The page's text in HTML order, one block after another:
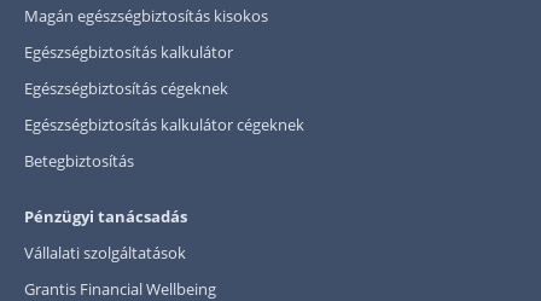
Magán egészségbiztosítás kisokos
Egészségbiztosítás kalkulátor
Egészségbiztosítás cégeknek
Egészségbiztosítás kalkulátor cégeknek
Betegbiztosítás
Pénzügyi tanácsadás
Vállalati szolgáltatások
Grantis Financial Wellbeing